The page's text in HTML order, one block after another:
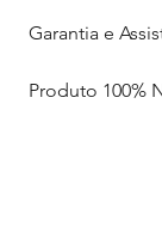
Garantia e
Produto 100%